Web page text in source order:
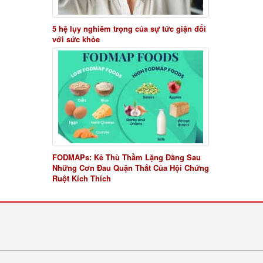
5 hệ lụy nghiêm trọng của sự tức giận đối
với sức khỏe
FODMAPs: Kẻ Thù Thầm Lặng Đằng Sau
Những Cơn Đau Quặn Thắt Của Hội Chứng
Ruột Kích Thích